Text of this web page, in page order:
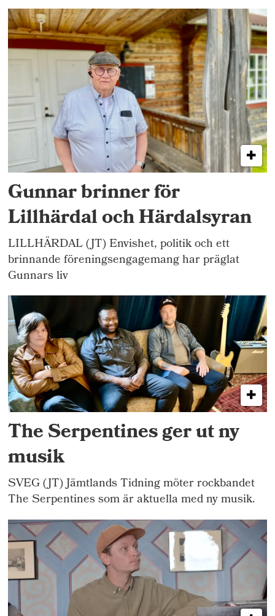
Gunnar brinner för
Lillhärdal och Härdalsyran
LILLHÄRDAL (JT) Envishet, politik och ett
brinnande föreningsengagemang har präglat
Gunnars liv
The Serpentines ger ut ny
musik
SVEG (JT) Jämtlands Tidning möter rockbandet
The Serpentines som är aktuella med ny musik.